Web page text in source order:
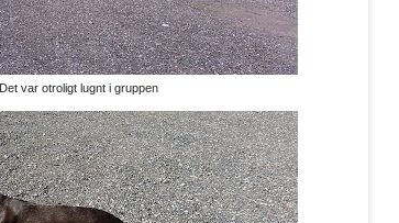
Det var otroligt lugnt i gruppen